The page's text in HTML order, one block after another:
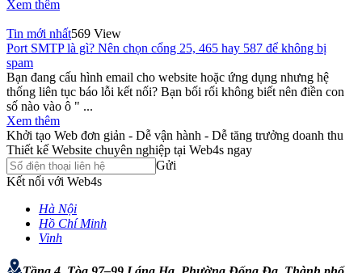
Xem thêm
Tin mới nhất569 View
Port SMTP là gì? Nên chọn cổng 25, 465 hay 587 để không bị
spam
Bạn đang cấu hình email cho website hoặc ứng dụng nhưng hệ
thống liên tục báo lỗi kết nối? Bạn bối rối không biết nên điền con
số nào vào ô " ...
Xem thêm
Khởi tạo Web đơn giản - Dễ vận hành - Dễ tăng trưởng doanh thu
Thiết kế Website chuyên nghiệp tại Web4s ngay
Gửi
Kết nối với Web4s
Hà Nội
Hồ Chí Minh
Vinh